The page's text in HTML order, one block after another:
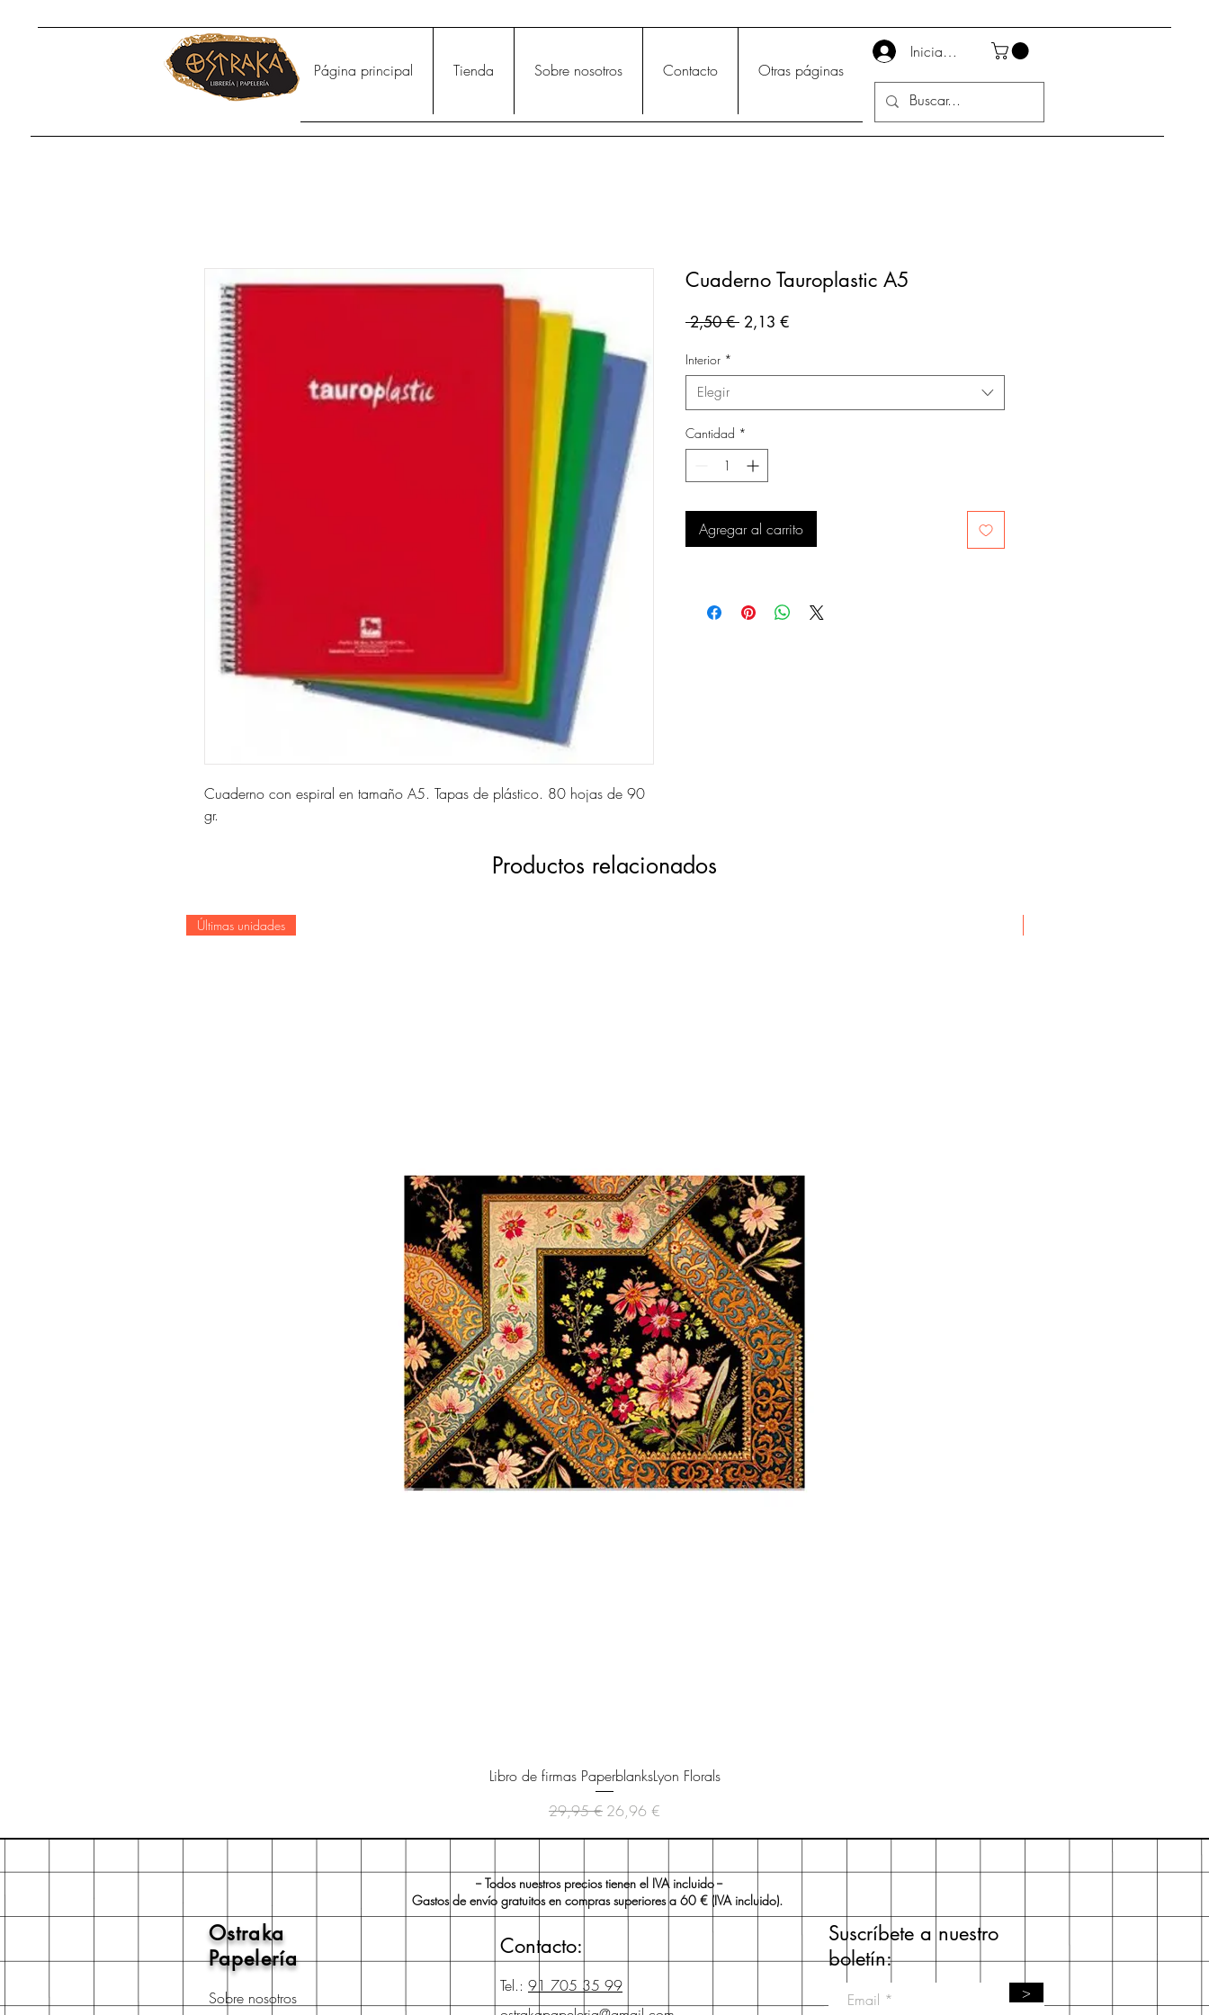
Página principal Tienda Sobre nosotros Contacto Otras páginas
Iniciar sesión
Cuaderno con espiral en tamaño A5. Tapas de plástico. 80 hojas de 90
gr.
Cuaderno Tauroplastic A5
2,50 € Precio
2,13 €Precio
Interior *
Elegir
Cantidad *
Agregar al carrito
Productos relacionados
Vista rápida
Últimas unidades
Libro de firmas PaperblanksLyon Florals
Precio
29,95 € Precio de oferta
26,96 €
-- Todos nuestros precios tienen el IVA incluido --
Gastos de envío gratuitos en compras superiores a 60 € (IVA incluido).
Ostraka
Papelería
Sobre nosotros
Contacto:
Tel.: 91 705 35 99
Suscríbete a nuestro
boletín:
>